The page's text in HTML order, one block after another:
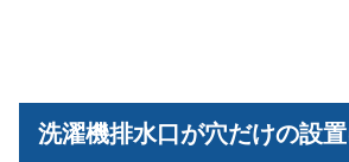
洗濯機排水口が穴だけの設